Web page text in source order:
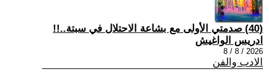
(40) صدمتي الأولى مع بشاعة الاحتلال في سبتة..!!
ادريس الواغيش
2026 / 8 / 8
الادب والفن